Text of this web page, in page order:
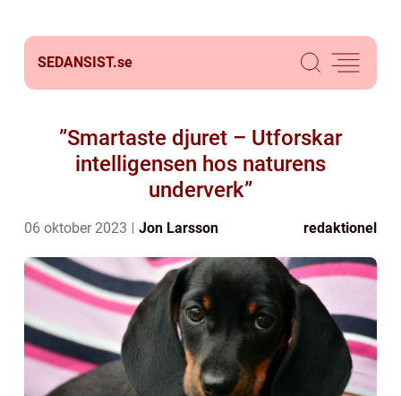
SEDANSIST.se
”Smartaste djuret – Utforskar
intelligensen hos naturens
underverk”
06 oktober 2023 Jon Larsson redaktionel